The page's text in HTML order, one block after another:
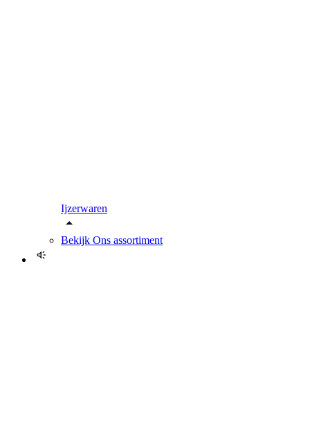
Ijzerwaren
Bekijk Ons assortiment